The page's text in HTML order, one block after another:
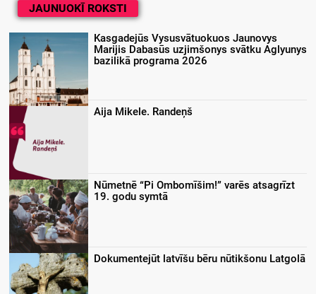
JAUNUOKĪ ROKSTI
Kasgadejūs Vysusvātuokuos Jaunovys
Marijis Dabasūs uzjimšonys svātku Aglyunys
bazilikā programa 2026
Aija Mikele. Randeņš
Nūmetnē “Pi Ombomīšim!” varēs atsagrīzt
19. godu symtā
Dokumentejūt latvīšu bēru nūtikšonu Latgolā